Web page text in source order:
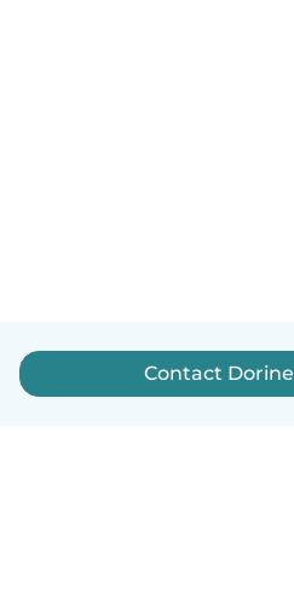
Contact Dorine